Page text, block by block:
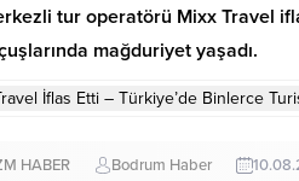
tur operatörü Mixx Travel
mağduriyet yaşadı.
HABER Bodrum Haber